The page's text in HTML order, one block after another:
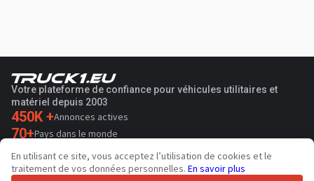
Votre plateforme de confiance pour véhicules utilitaires et
matériel depuis 2003
450K +Annonces actives
70+Pays dans le monde
36 Langues prises en charge
4.7/5
En utilisant ce site, vous acceptez l’utilisation de cookies et le
traitement de vos données personnelles. En savoir plus